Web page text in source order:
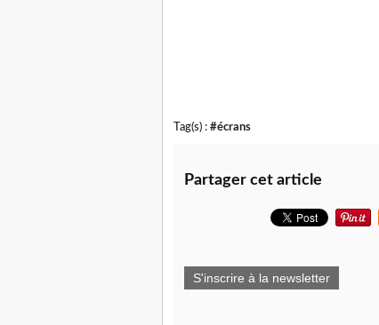
Tag(s) : #écrans
Partager cet article
S'inscrire à la newsletter